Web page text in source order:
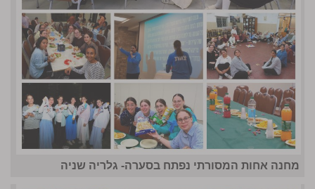
מחנה אחות המסורתי נפתח בסערה- גלריה שניה